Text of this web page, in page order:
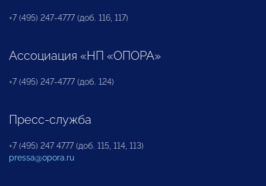
+7 (495) 247-4777 (доб. 116, 117)
Ассоциация «НП «ОПОРА»
+7 (495) 247-4777 (доб. 124)
Пресс-служба
+7 (495) 247 4777 (доб. 115, 114, 113)
pressa@opora.ru